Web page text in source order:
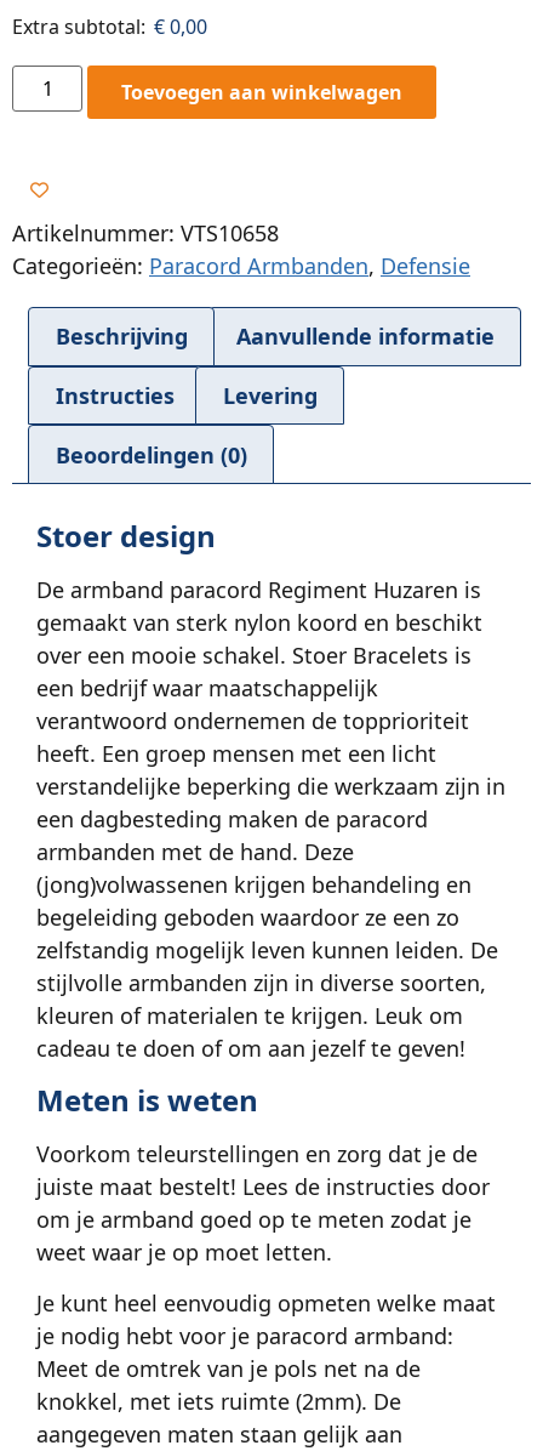
Extra subtotal: €0,00
Toevoegen aan winkelwagen
Artikelnummer: VTS10658
Categorieën: Paracord Armbanden, Defensie
Beschrijving Aanvullende informatie
Instructies Levering
Beoordelingen (0)
Stoer design
De armband paracord Regiment Huzaren is
gemaakt van sterk nylon koord en beschikt
over een mooie schakel. Stoer Bracelets is
een bedrijf waar maatschappelijk
verantwoord ondernemen de topprioriteit
heeft. Een groep mensen met een licht
verstandelijke beperking die werkzaam zijn in
een dagbesteding maken de paracord
armbanden met de hand. Deze
(jong)volwassenen krijgen behandeling en
begeleiding geboden waardoor ze een zo
zelfstandig mogelijk leven kunnen leiden. De
stijlvolle armbanden zijn in diverse soorten,
kleuren of materialen te krijgen. Leuk om
cadeau te doen of om aan jezelf te geven!
Meten is weten
Voorkom teleurstellingen en zorg dat je de
juiste maat bestelt! Lees de instructies door
om je armband goed op te meten zodat je
weet waar je op moet letten.
Je kunt heel eenvoudig opmeten welke maat
je nodig hebt voor je paracord armband:
Meet de omtrek van je pols net na de
knokkel, met iets ruimte (2mm). De
aangegeven maten staan gelijk aan